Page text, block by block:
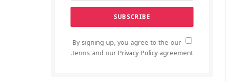
By signing up, you agree to the our
terms and ourPrivacy Policyagreement.